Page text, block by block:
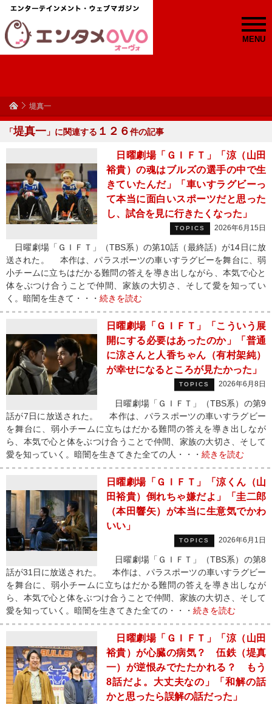
MENU
堤真一
「堤真一 」に関連する １２６件の記事
日曜劇場「ＧＩＦＴ」「涼（山田
裕貴）の魂はブルズの選手の中で生
きていたんだ」「車いすラグビーっ
て本当に面白いスポーツだと思った
し、試合を見に行きたくなった」
TOPICS 2026年6月15日
日曜劇場「ＧＩＦＴ」（TBS系）の第10話（最終話）が14日に放
送された。 本作は、パラスポーツの車いすラグビーを舞台に、弱
小チームに立ちはだかる難問の答えを導き出しながら、本気で心と
体をぶつけ合うことで仲間、家族の大切さ、そして愛を知ってい
く。暗闇を生きて・・・ 続きを読む
日曜劇場「ＧＩＦＴ」「こういう展
開にする必要はあったのか」「普通
に涼さんと人香ちゃん（有村架純）
が幸せになるところが見たかった」
TOPICS 2026年6月8日
日曜劇場「ＧＩＦＴ」（TBS系）の第9
話が7日に放送された。 本作は、パラスポーツの車いすラグビー
を舞台に、弱小チームに立ちはだかる難問の答えを導き出しなが
ら、本気で心と体をぶつけ合うことで仲間、家族の大切さ、そして
愛を知っていく。暗闇を生きてきた全ての人・・・ 続きを読む
日曜劇場「ＧＩＦＴ」「涼くん（山
田裕貴）倒れちゃ嫌だよ」「圭二郎
（本田響矢）が本当に生意気でかわ
いい」
TOPICS 2026年6月1日
日曜劇場「ＧＩＦＴ」（TBS系）の第8
話が31日に放送された。 本作は、パラスポーツの車いすラグビー
を舞台に、弱小チームに立ちはだかる難問の答えを導き出しなが
ら、本気で心と体をぶつけ合うことで仲間、家族の大切さ、そして
愛を知っていく。暗闇を生きてきた全ての・・・ 続きを読む
日曜劇場「ＧＩＦＴ」「涼（山田
裕貴）が心臓の病気？ 伍鉄（堤真
一）が逆恨みでたたかれる？ もう
8話だよ。大丈夫なの」「和解の話
かと思ったら誤解の話だった」